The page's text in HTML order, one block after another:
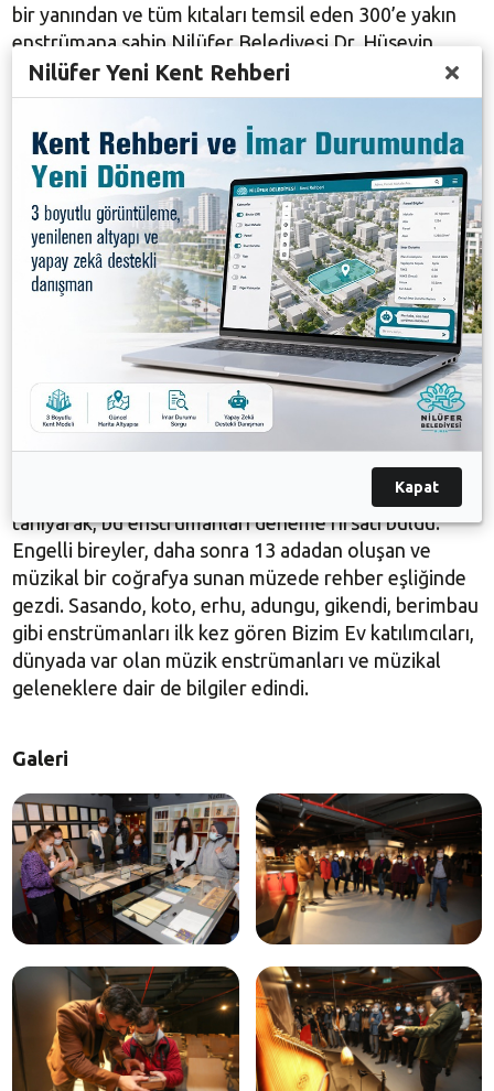
bir yanından ve tüm kıtaları temsil eden 300’e yakın
enstrümana sahip Nilüfer Belediyesi Dr. Hüseyin
Parkan Sanlıkol Müzik Enstrümanları Müzesi de büyük
ilgi görüyor. Müzeyi rehber eşliğinde gezerek müze
koleksiyonlarına dair ilham verici bilgiler edinen
sanatseverler, sergilenen eserlerin hikâyelerini
öğrenerek farklı bir deneyim yaşıyor.
Bizim Ev katılımcıları Müzik Enstrümanları
Müzesi’nde
Nilüfer Belediyesi Bizim Ev Engelliler Sosyal Yaşam
Destek Merkezi katılımcıları da, Dr. Hüseyin Parkan
Sanlıkol Müzik Enstrümanları Müzesi’ni ziyaret etti.
Bizim Ev katılımcıları, dünyanın dört bir yanından ve
tüm kıtaları temsil eden 300’e yakın enstrümanın yer
aldığı, müzede adeta kültür yolculuğuna çıktı. Engelli
bireyler ilk olarak, ukulele, cura, klasik gitar, duduk,
kalimba gibi enstrümanları tarihiyle birlikte yakından
tanıyarak, bu enstrümanları deneme fırsatı buldu.
Engelli bireyler, daha sonra 13 adadan oluşan ve
müzikal bir coğrafya sunan müzede rehber eşliğinde
gezdi. Sasando, koto, erhu, adungu, gikendi, berimbau
gibi enstrümanları ilk kez gören Bizim Ev katılımcıları,
dünyada var olan müzik enstrümanları ve müzikal
geleneklere dair de bilgiler edindi.
Galeri
Nilüfer Yeni Kent Rehberi
Kapat